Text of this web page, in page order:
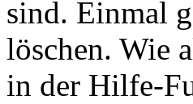
sind. Einmal
löschen. Wie
in der Hilfe-